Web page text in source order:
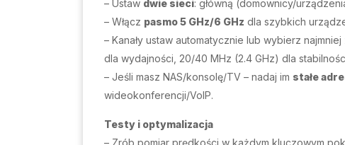
– Ustaw dwie sieci: główną (domownicy/
– Włącz pasmo 5 GHz/6 GHz dla szybkich
– Kanały ustaw automatycznie lub wybierz
dla wydajności, 20/40 MHz (2.4 GHz) dla
– Jeśli masz NAS/konsolę/TV – nadaj im stałe
wideokonferencji/VoIP.
Testy i optymalizacja
– Zrób pomiar prędkości w każdym kluczowym